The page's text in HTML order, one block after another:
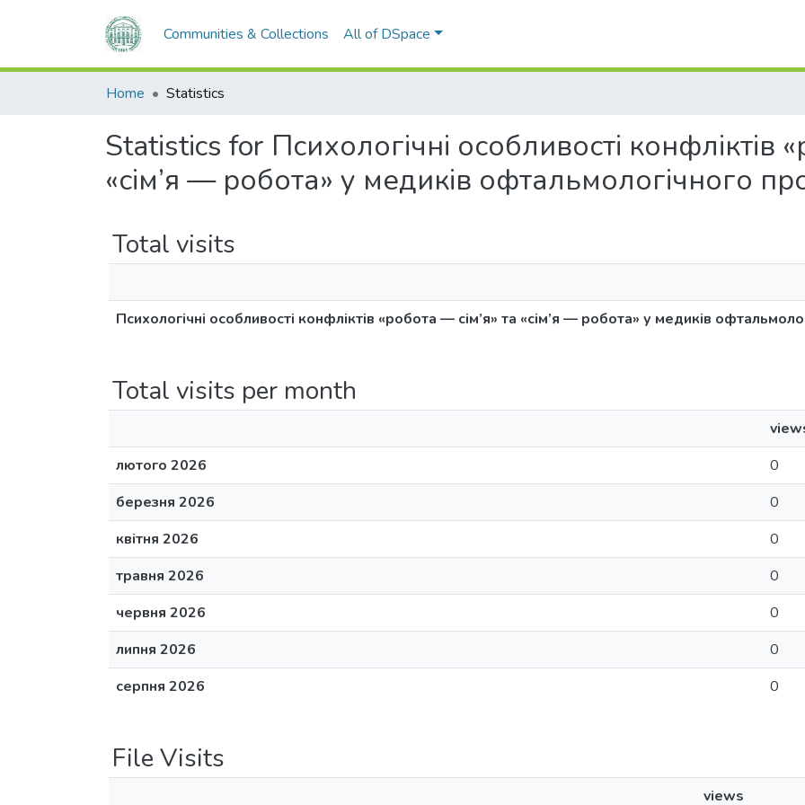
Communities & Collections All of DSpace
Home Statistics
Statistics for Психологічні особливості конфліктів
«сім’я — робота» у медиків офтальмологічного
Total visits
Психологічні особливості конфліктів «робота — сім’я» та «сім’я — робота» у медиків
Total visits per month
лютого 2026
0
березня 2026
0
квітня 2026
0
травня 2026
0
червня 2026
0
липня 2026
0
серпня 2026
0
File Visits
views